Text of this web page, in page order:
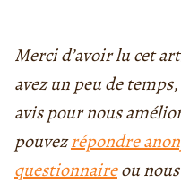
Merci d’avoir lu cet
avez un peu de
avis pour nous
pouvezrépondre
questionnaireou